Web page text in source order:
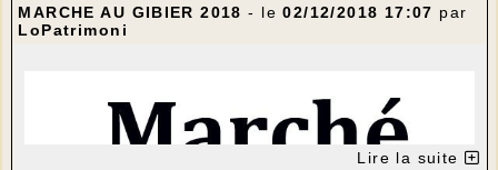
MARCHE AU GIBIER 2018 - le02/12/2018 17:07 par
LoPatrimoni
Lire la suite